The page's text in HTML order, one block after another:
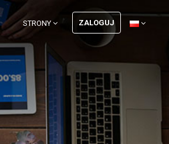
STRONY ZALOGUJ